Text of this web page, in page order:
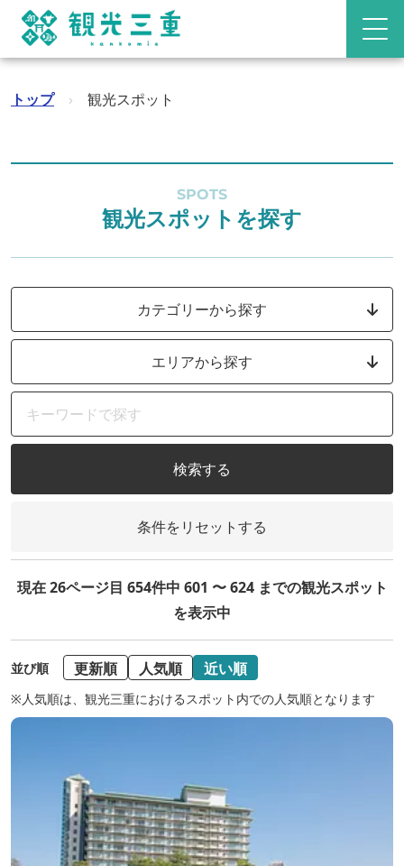
トップ › 観光スポット
SPOTS
観光スポットを探す
カテゴリーから探す
エリアから探す
検索する
条件をリセットする
現在 26ページ目 654件中 601 〜 624 までの観光スポット
を表示中
並び順 更新順 人気順 近い順
※人気順は、観光三重におけるスポット内での人気順となります